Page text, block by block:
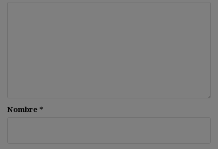
Nombre *